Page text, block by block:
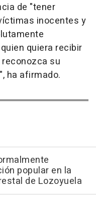
de "tener
inocentes y
quiera recibir
su
ha afirmado.
popular en la
de Lozoyuela